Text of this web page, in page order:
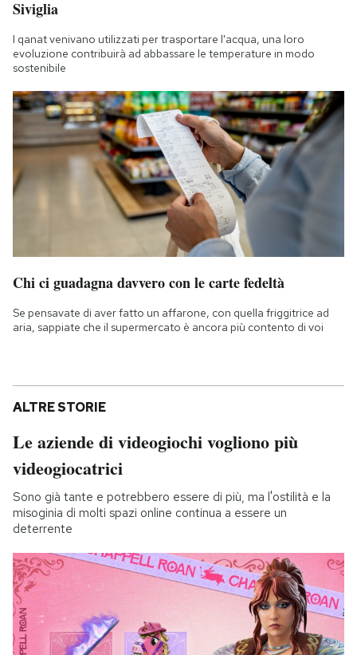
Siviglia
I qanat venivano utilizzati per trasportare l'acqua, una loro
evoluzione contribuirà ad abbassare le temperature in modo
sostenibile
Chi ci guadagna davvero con le carte fedeltà
Se pensavate di aver fatto un affarone, con quella friggitrice ad
aria, sappiate che il supermercato è ancora più contento di voi
ALTRE STORIE
Le aziende di videogiochi vogliono più
videogiocatrici
Sono già tante e potrebbero essere di più, ma l'ostilità e la
misoginia di molti spazi online continua a essere un
deterrente